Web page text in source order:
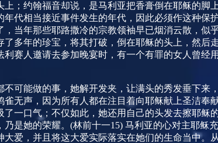
；约翰福音却说，是马利亚把香膏倒在耶稣的脚
代相当接近事件发生的年代，因此必须作这种保
，当年那些耶路撒冷的宗教领袖早已烟消云散，似
多年的珍宝，将其打破，倒在耶稣的头上，然后
赛人邀请去参加晚宴时，有一个有罪的女人曾经
可能做的事，她解开发夹，让满头的秀发垂下来
无声，因为所有人都在注目着向耶稣献上圣洁奉
一口气；不仅如此，她还用自己的头发去擦耶稣
是她的荣耀。 (林前十一15) 马利亚的心对主耶稣
爱，并且将这大爱实际落实在她们的生命当中。